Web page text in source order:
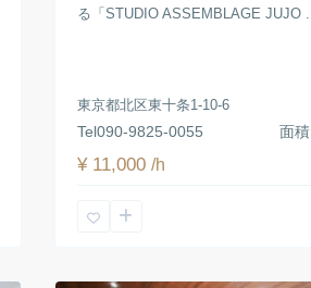
る「STUDIO ASSEMBLAGE JUJO ...
東京都北区東十条1-10-6
Tel090-9825-0055 面積
¥ 11,000 /h